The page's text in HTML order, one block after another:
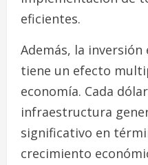
eficientes.
Además, la
tiene un efecto
economía. Cada
infraestructura
significativo en
crecimiento